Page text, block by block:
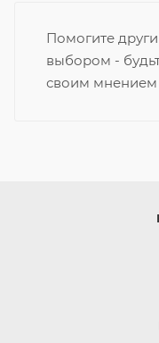
Помогите
выбором -
своим мнением